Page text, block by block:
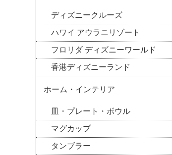
ディズニークルーズ
ハワイ アウラニリゾート
フロリダ ディズニーワールド
香港ディズニーランド
ホーム・インテリア
皿・プレート・ボウル
マグカップ
タンブラー